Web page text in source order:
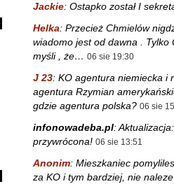
Jackie: Ostapko został I
Helka: Przecież Chmielów
wiadomo jest od dawna . Tylko
myśli , że… 06 sie 19:30
J 23: KO agentura niemiecka i
agentura Rzymian
gdzie agentura polska? 06 sie
infonowadeba.pl:
przywrócona! 06 sie 13:51
Anonim: Mieszkaniec
za KO i tym bardziej, nie